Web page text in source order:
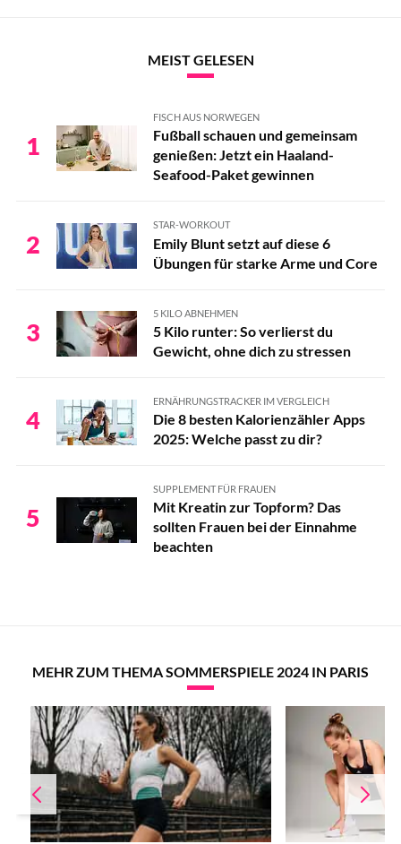
MEIST GELESEN
1
FISCH AUS NORWEGEN
Fußball schauen und gemeinsam
genießen: Jetzt ein Haaland-
Seafood-Paket gewinnen
2
STAR-WORKOUT
Emily Blunt setzt auf diese 6
Übungen für starke Arme und Core
3
5 KILO ABNEHMEN
5 Kilo runter: So verlierst du
Gewicht, ohne dich zu stressen
4
ERNÄHRUNGSTRACKER IM VERGLEICH
Die 8 besten Kalorienzähler Apps
2025: Welche passt zu dir?
5
SUPPLEMENT FÜR FRAUEN
Mit Kreatin zur Topform? Das
sollten Frauen bei der Einnahme
beachten
MEHR ZUM THEMA SOMMERSPIELE 2024 IN PARIS